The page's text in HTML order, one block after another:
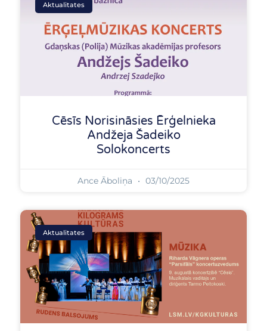
Aktualitates
Cēsīs Norisināsies Ērģelnieka
Andžeja Šadeiko
Solokoncerts
Ance Āboliņa 03/10/2025
Aktualitates